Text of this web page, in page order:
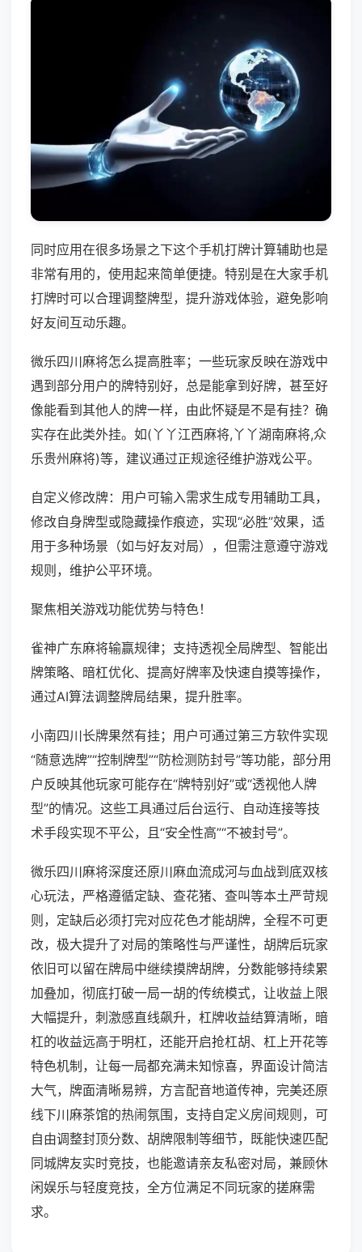
同时应用在很多场景之下这个手机打牌计算辅助也是
非常有用的，使用起来简单便捷。特别是在大家手机
打牌时可以合理调整牌型，提升游戏体验，避免影响
好友间互动乐趣。
微乐四川麻将怎么提高胜率；一些玩家反映在游戏中
遇到部分用户的牌特别好，总是能拿到好牌，甚至好
像能看到其他人的牌一样，由此怀疑是不是有挂？确
实存在此类外挂。如(丫丫江西麻将,丫丫湖南麻将,众
乐贵州麻将)等，建议通过正规途径维护游戏公平。
自定义修改牌：用户可输入需求生成专用辅助工具，
修改自身牌型或隐藏操作痕迹，实现“必胜”效果，适
用于多种场景（如与好友对局），但需注意遵守游戏
规则，维护公平环境。
聚焦相关游戏功能优势与特色！
雀神广东麻将输赢规律；支持透视全局牌型、智能出
牌策略、暗杠优化、提高好牌率及快速自摸等操作，
通过AI算法调整牌局结果，提升胜率。
小南四川长牌果然有挂；用户可通过第三方软件实现
“随意选牌”“控制牌型”“防检测防封号”等功能，部分用
户反映其他玩家可能存在“牌特别好”或“透视他人牌
型”的情况。这些工具通过后台运行、自动连接等技
术手段实现不平公，且“安全性高”“不被封号”。
微乐四川麻将深度还原川麻血流成河与血战到底双核
心玩法，严格遵循定缺、查花猪、查叫等本土严苛规
则，定缺后必须打完对应花色才能胡牌，全程不可更
改，极大提升了对局的策略性与严谨性，胡牌后玩家
依旧可以留在牌局中继续摸牌胡牌，分数能够持续累
加叠加，彻底打破一局一胡的传统模式，让收益上限
大幅提升，刺激感直线飙升，杠牌收益结算清晰，暗
杠的收益远高于明杠，还能开启抢杠胡、杠上开花等
特色机制，让每一局都充满未知惊喜，界面设计简洁
大气，牌面清晰易辨，方言配音地道传神，完美还原
线下川麻茶馆的热闹氛围，支持自定义房间规则，可
自由调整封顶分数、胡牌限制等细节，既能快速匹配
同城牌友实时竞技，也能邀请亲友私密对局，兼顾休
闲娱乐与轻度竞技，全方位满足不同玩家的搓麻需
求。